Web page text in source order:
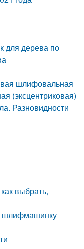
для дерева по
шлифовальная
(эксцентриковая)
Разновидности
выбрать,
шлифмашинку